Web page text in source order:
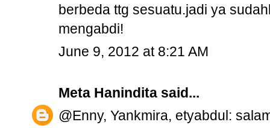
berbeda ttg sesuatu.jadi ya
mengabdi!
June 9, 2012 at 8:21 AM
Meta Hanindita said...
@Enny, Yankmira, etyabdul: